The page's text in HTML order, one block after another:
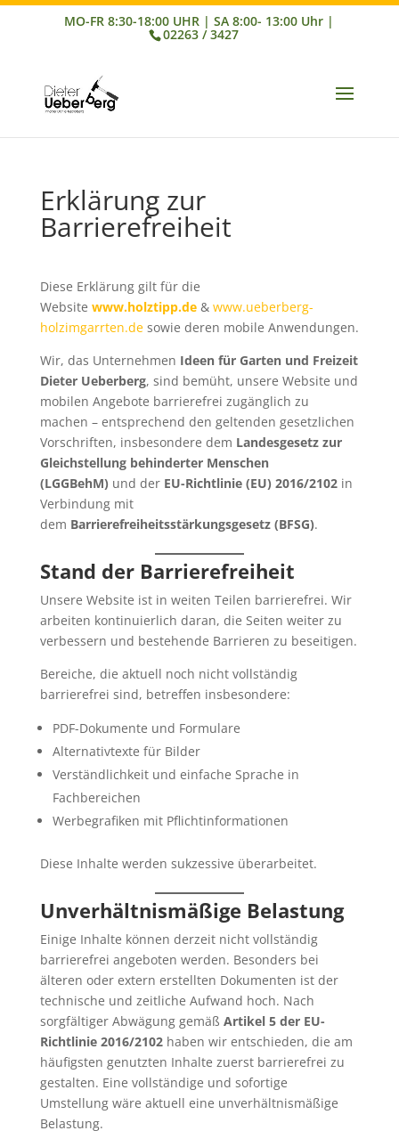
02263 / 3427
Erklärung zur
Barrierefreiheit
Diese Erklärung gilt für die
Website www.holztipp.de& www.ueberberg-
holzimgarrten.desowie deren mobile Anwendungen.
Wir, das Unternehmen Ideen für Garten und Freizeit
Dieter Ueberberg, sind bemüht, unsere Website und
mobilen Angebote barrierefrei zugänglich zu
machen – entsprechend den geltenden gesetzlichen
Vorschriften, insbesondere dem Landesgesetz zur
Gleichstellung behinderter Menschen
(LGGBehM) und der EU-Richtlinie (EU) 2016/2102in
Verbindung mit
dem Barrierefreiheitsstärkungsgesetz (BFSG).
Stand der Barrierefreiheit
Unsere Website ist in weiten Teilen barrierefrei. Wir
arbeiten kontinuierlich daran, die Seiten weiter zu
verbessern und bestehende Barrieren zu beseitigen.
Bereiche, die aktuell noch nicht vollständig
barrierefrei sind, betreffen insbesondere:
PDF-Dokumente und Formulare
Alternativtexte für Bilder
Verständlichkeit und einfache Sprache in
Fachbereichen
Werbegrafiken mit Pflichtinformationen
Diese Inhalte werden sukzessive überarbeitet.
Unverhältnismäßige Belastung
Einige Inhalte können derzeit nicht vollständig
barrierefrei angeboten werden. Besonders bei
älteren oder extern erstellten Dokumenten ist der
technische und zeitliche Aufwand hoch. Nach
sorgfältiger Abwägung gemäß Artikel 5 der EU-
Richtlinie 2016/2102haben wir entschieden, die am
häufigsten genutzten Inhalte zuerst barrierefrei zu
gestalten. Eine vollständige und sofortige
Umstellung wäre aktuell eine unverhältnismäßige
Belastung.